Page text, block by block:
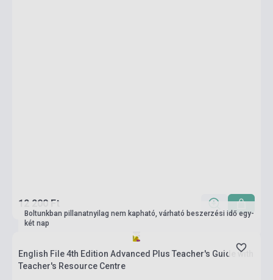
12 200 Ft
Boltunkban pillanatnyilag nem kapható, várható beszerzési idő egy-
két nap
English File 4th Edition Advanced Plus Teacher's Guide with
Teacher's Resource Centre